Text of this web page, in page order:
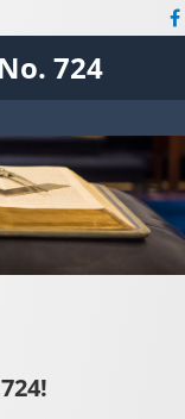
724